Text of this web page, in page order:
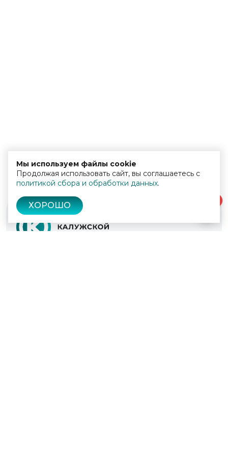
Мы используем файлы cookie
Продолжая использовать сайт, вы соглашаетесь с
политикой сбора и обработки данных.
ХОРОШО